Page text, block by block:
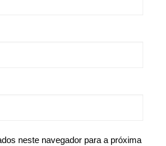
neste navegador para a próxima